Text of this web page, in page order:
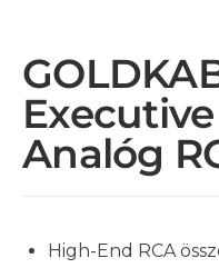
Analóg
High-End RCA